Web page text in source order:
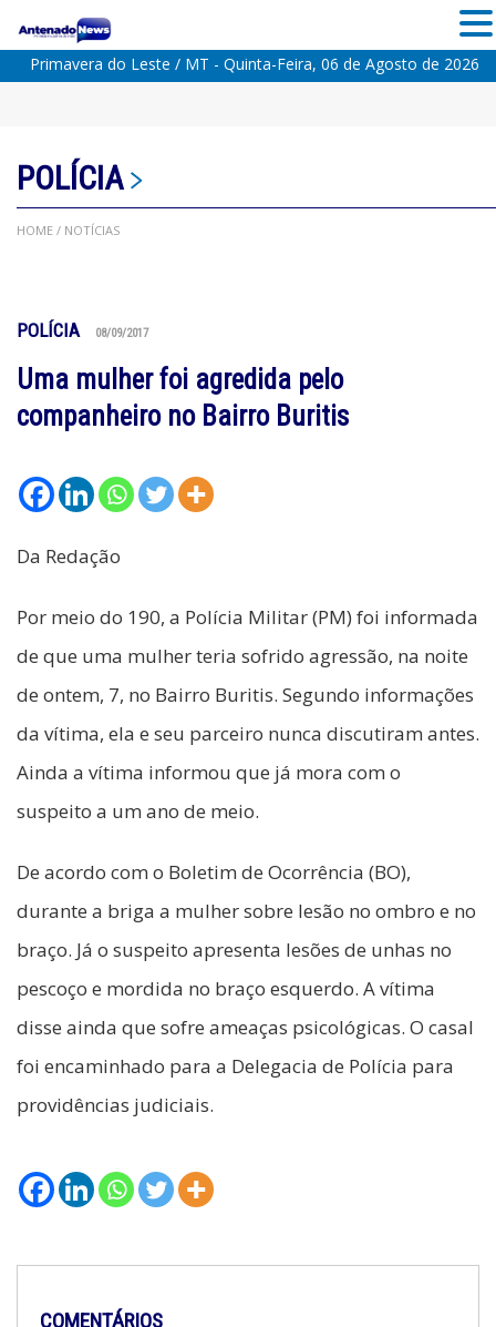
Primavera do Leste / MT - Quinta-Feira, 06 de Agosto de 2026
POLÍCIA
HOME / NOTÍCIAS
POLÍCIA 08/09/2017
Uma mulher foi agredida pelo
companheiro no Bairro Buritis
Da Redação
Por meio do 190, a Polícia Militar (PM) foi informada
de que uma mulher teria sofrido agressão, na noite
de ontem, 7, no Bairro Buritis. Segundo informações
da vítima, ela e seu parceiro nunca discutiram antes.
Ainda a vítima informou que já mora com o
suspeito a um ano de meio.
De acordo com o Boletim de Ocorrência (BO),
durante a briga a mulher sobre lesão no ombro e no
braço. Já o suspeito apresenta lesões de unhas no
pescoço e mordida no braço esquerdo. A vítima
disse ainda que sofre ameaças psicológicas. O casal
foi encaminhado para a Delegacia de Polícia para
providências judiciais.
COMENTÁRIOS